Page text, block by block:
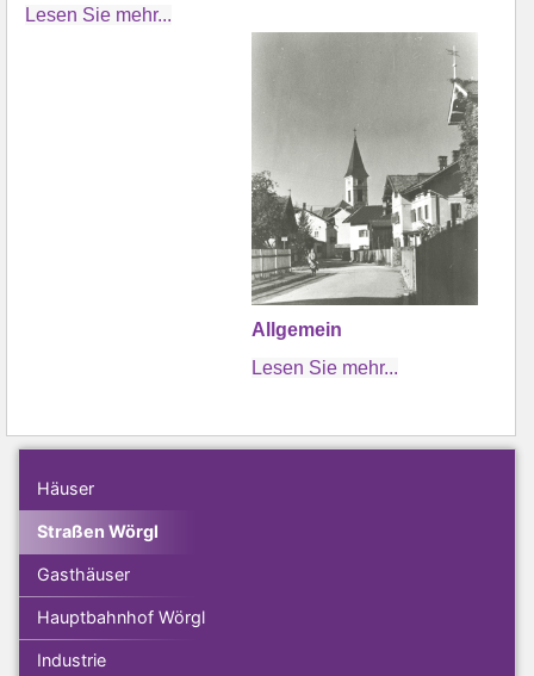
Lesen Sie mehr...
Allgemein
Lesen Sie mehr...
Häuser
Straßen Wörgl
Gasthäuser
Hauptbahnhof Wörgl
Industrie